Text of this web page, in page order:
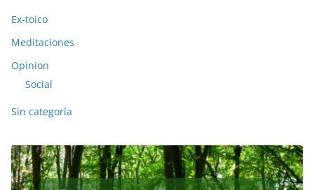
Ex-toico
Meditaciones
Opinion
Social
Sin categoría